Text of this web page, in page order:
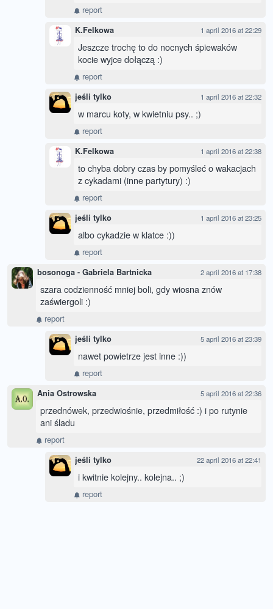
report
K.Felkowa 1 april 2016 at 22:29
Jeszcze trochę to do nocnych śpiewaków
kocie wyjce dołączą :)
report
jeśli tylko 1 april 2016 at 22:32
w marcu koty, w kwietniu psy.. ;)
report
K.Felkowa 1 april 2016 at 22:38
to chyba dobry czas by pomyśleć o wakacjach
z cykadami (inne partytury) :)
report
jeśli tylko 1 april 2016 at 23:25
albo cykadzie w klatce :))
report
bosonoga - Gabriela Bartnicka 2 april 2016 at 17:38
szara codzienność mniej boli, gdy wiosna znów
zaświergoli :)
report
jeśli tylko 5 april 2016 at 23:39
nawet powietrze jest inne :))
report
Ania Ostrowska 5 april 2016 at 22:36
przednówek, przedwiośnie, przedmiłość :) i po rutynie
ani śladu
report
jeśli tylko 22 april 2016 at 22:41
i kwitnie kolejny.. kolejna.. ;)
report